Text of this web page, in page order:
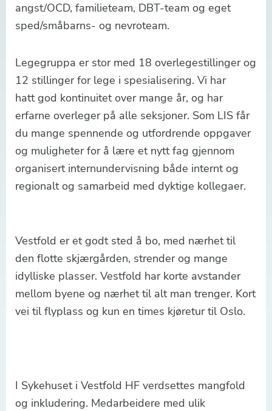
angst/OCD, familieteam, DBT-team og eget
sped/småbarns- og nevroteam.
Legegruppa er stor med 18 overlegestillinger og
12 stillinger for lege i spesialisering. Vi har
hatt god kontinuitet over mange år, og har
erfarne overleger på alle seksjoner. Som LIS får
du mange spennende og utfordrende oppgaver
og muligheter for å lære et nytt fag gjennom
organisert internundervisning både internt og
regionalt og samarbeid med dyktige kollegaer.
Vestfold er et godt sted å bo, med nærhet til
den flotte skjærgården, strender og mange
idylliske plasser. Vestfold har korte avstander
mellom byene og nærhet til alt man trenger. Kort
vei til flyplass og kun en times kjøretur til Oslo.
I Sykehuset i Vestfold HF verdsettes mangfold
og inkludering. Medarbeidere med ulik